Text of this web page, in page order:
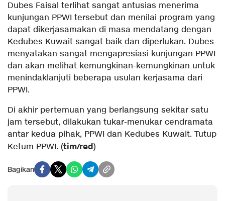
Dubes Faisal terlihat sangat antusias menerima
kunjungan PPWI tersebut dan menilai program yang
dapat dikerjasamakan di masa mendatang dengan
Kedubes Kuwait sangat baik dan diperlukan. Dubes
menyatakan sangat mengapresiasi kunjungan PPWI
dan akan melihat kemungkinan-kemungkinan untuk
menindaklanjuti beberapa usulan kerjasama dari
PPWI.
Di akhir pertemuan yang berlangsung sekitar satu
jam tersebut, dilakukan tukar-menukar cendramata
antar kedua pihak, PPWI dan Kedubes Kuwait. Tutup
Ketum PPWI. (tim/red)
Bagikan